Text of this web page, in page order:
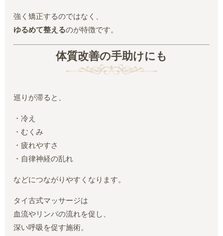
強く矯正するのではなく、
ゆるめて整えるのが特徴です。
体質改善の手助けにも
巡りが滞ると、
・冷え
・むくみ
・疲れやすさ
・自律神経の乱れ
などにつながりやすくなります。
タイ古式マッサージは
血流やリンパの流れを促し、
深い呼吸を促す施術。